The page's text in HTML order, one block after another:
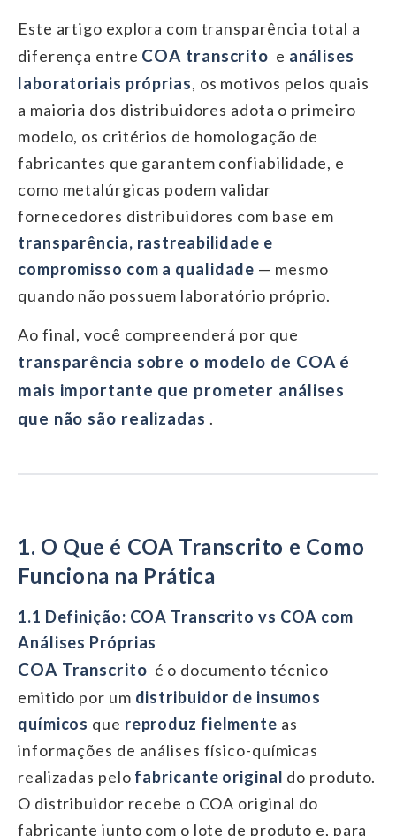
Este artigo explora com transparência total a
diferença entre COA transcrito e análises
laboratoriais próprias, os motivos pelos quais
a maioria dos distribuidores adota o primeiro
modelo, os critérios de homologação de
fabricantes que garantem confiabilidade, e
como metalúrgicas podem validar
fornecedores distribuidores com base em
transparência, rastreabilidade e
compromisso com a qualidade — mesmo
quando não possuem laboratório próprio.
Ao final, você compreenderá por que
transparência sobre o modelo de COA é
mais importante que prometer análises
que não são realizadas .
1. O Que é COA Transcrito e Como
Funciona na Prática
1.1 Definição: COA Transcrito vs COA com
Análises Próprias
COA Transcrito é o documento técnico
emitido por um distribuidor de insumos
químicos que reproduz fielmente as
informações de análises físico-químicas
realizadas pelo fabricante original do produto.
O distribuidor recebe o COA original do
fabricante junto com o lote de produto e, para